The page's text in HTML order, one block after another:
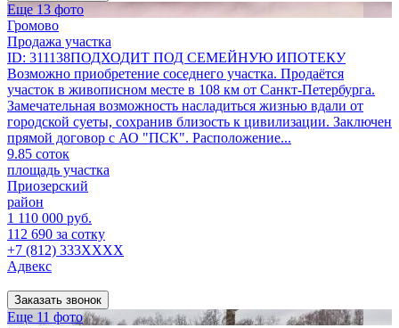
Еще 13 фото
Громово
Продажа участка
ID: 311138ПОДХОДИТ ПОД СЕМЕЙНУЮ ИПОТЕКУ
Возможно приобретение соседнего участка. Продаётся
участок в живописном месте в 108 км от Санкт-Петербурга.
Замечательная возможность насладиться жизнью вдали от
городской суеты, сохранив близость к цивилизации. Заключен
прямой договор с АО "ПСК". Расположение...
9.85 соток
площадь участка
Приозерский
район
1 110 000 руб.
112 690 за сотку
+7 (812) 333XXXX
Адвекс
Заказать звонок
Еще 11 фото